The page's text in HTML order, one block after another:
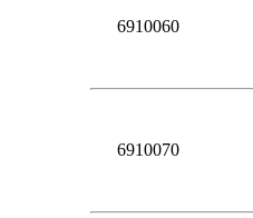
6910060
6910070